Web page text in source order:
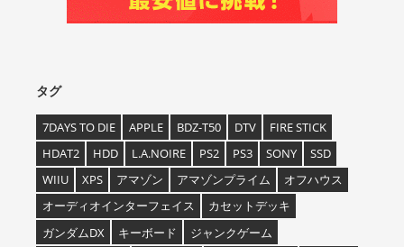
タグ
7DAYS TO DIE APPLE BDZ-T50 DTV
FIRE STICK
HDAT2
HDD L.A.NOIRE PS2 PS3 SONY
SSD
WIIU
XPS アマゾン アマゾンプライム
オフハウス
オーディオインターフェイス
カセットデッキ
ガンダムDX
キーボード
ジャンクゲーム